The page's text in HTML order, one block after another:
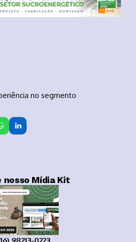
no segmento
nosso Mídia Kit